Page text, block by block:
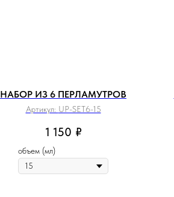
НАБОР ИЗ 6 ПЕРЛАМУТРОВ
Артикул: UP-SET6-15
1 150 ₽
объем (мл)